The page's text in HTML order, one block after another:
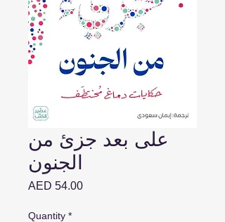
على بعد جزئ من
الجنون
AED 54.00Price
Quantity *